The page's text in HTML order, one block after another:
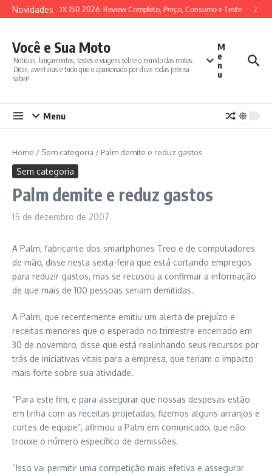
Ir para o conteúdo
NovidadesSYM ADX 150 2026: Review Completo, Preço, Consumo e Teste
Você e Sua Moto
Notícias, lançamentos, testes e viagens sobre o mundo das motos.
Dicas, aventuras e tudo que o apaixonado por duas rodas precisa
saber!
M
e
n
u
Menu
Home / Sem categoria / Palm demite e reduz gastos
Sem categoria
Palm demite e reduz gastos
15 de dezembro de 2007
A Palm, fabricante dos smartphones Treo e de computadores
de mão, disse nesta sexta-feira que está cortando empregos
para reduzir gastos, mas se recusou a confirmar a informação
de que mais de 100 pessoas seriam demitidas.
A Palm, que recentemente emitiu um alerta de prejuízo e
receitas menores que o esperado no trimestre encerrado em
30 de novembro, disse que está realinhando seus recursos por
trás de iniciativas vitais para a empresa, que teriam o impacto
mais forte sobre sua atividade.
“Para este fim, e para assegurar que nossas despesas estão
em linha com as receitas projetadas, fizemos alguns arranjos e
cortes de equipe”, afirmou a Palm em comunicado, que não
trouxe o número específico de demissões.
“Isso vai permitir uma competição mais efetiva e assegurar